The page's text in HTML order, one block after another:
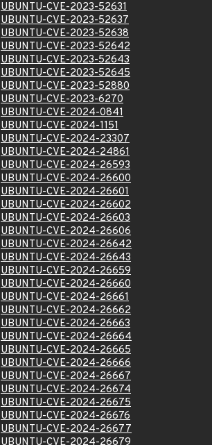
UBUNTU-CVE-2023-52631
UBUNTU-CVE-2023-52637
UBUNTU-CVE-2023-52638
UBUNTU-CVE-2023-52642
UBUNTU-CVE-2023-52643
UBUNTU-CVE-2023-52645
UBUNTU-CVE-2023-52880
UBUNTU-CVE-2023-6270
UBUNTU-CVE-2024-0841
UBUNTU-CVE-2024-1151
UBUNTU-CVE-2024-23307
UBUNTU-CVE-2024-24861
UBUNTU-CVE-2024-26593
UBUNTU-CVE-2024-26600
UBUNTU-CVE-2024-26601
UBUNTU-CVE-2024-26602
UBUNTU-CVE-2024-26603
UBUNTU-CVE-2024-26606
UBUNTU-CVE-2024-26642
UBUNTU-CVE-2024-26643
UBUNTU-CVE-2024-26659
UBUNTU-CVE-2024-26660
UBUNTU-CVE-2024-26661
UBUNTU-CVE-2024-26662
UBUNTU-CVE-2024-26663
UBUNTU-CVE-2024-26664
UBUNTU-CVE-2024-26665
UBUNTU-CVE-2024-26666
UBUNTU-CVE-2024-26667
UBUNTU-CVE-2024-26674
UBUNTU-CVE-2024-26675
UBUNTU-CVE-2024-26676
UBUNTU-CVE-2024-26677